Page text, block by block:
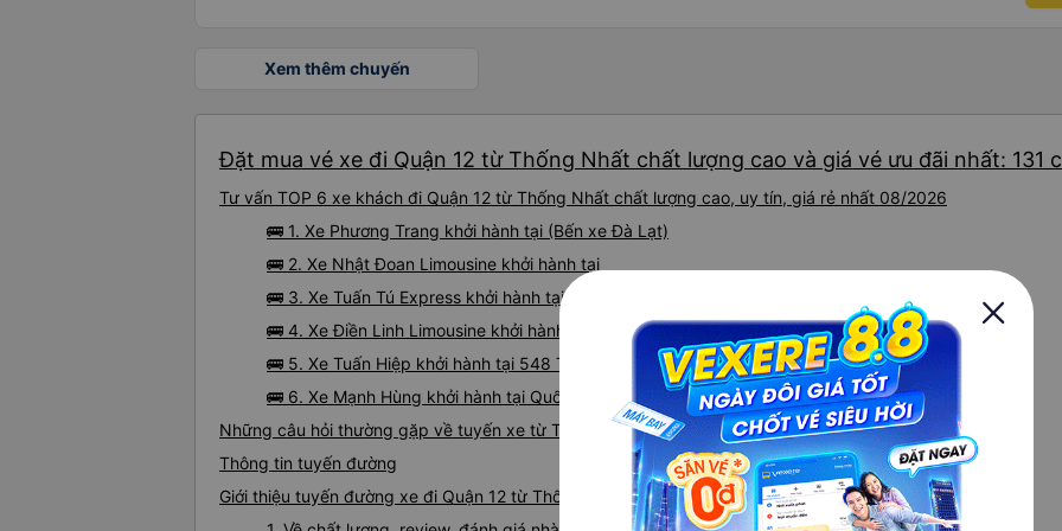
sự đánh giá cao mọi thứ.
được một chút tiếng Anh.
bắt xe buýt. Tôi chỉ đợi ở
xe đưa đón (Xe Van nhỏ
thân thiện. Tài xế xe buýt
tiếng Anh, nhưng vấn đề
gắng giúp đỡ tôi. Khi đến
tôi hỏi mọi người, tôi có thể
Họ có dịch vụ đưa đón nên
cho xem địa chỉ khách sạn,
đúng nơi. Tôi thực sự đánh
gặp bạn lần nữa.
Xem thêm chuyến
Đặt mua vé xe đi Quận 12 từ Thống Nhất chất lượng cao và giá vé ưu đãi nhất: 131
Tư vấn TOP 6 xe khách đi Quận 12 từ Thống Nhất chất lượng cao, uy tín, giá rẻ nhất 08/2026
🚌 1. Xe Phương Trang khởi hành tại (Bến xe Đà Lạt)
🚌 2. Xe Nhật Đoan Limousine khởi hành tại
🚌 3. Xe Tuấn Tú Express khởi hành tại Quốc Lộ 1A
🚌 4. Xe Điền Linh Limousine khởi hành tại QL20, xã Gia Kiệm, H. Thống Nhất
🚌 5. Xe Tuấn Hiệp khởi hành tại 548 Tổ 2, Khu Phố 5
🚌 6. Xe Mạnh Hùng khởi hành tại Quốc Lộ 1A
Những câu hỏi thường gặp về tuyến xe từ Thống Nhất đi Quận 12
Thông tin tuyến đường
Giới thiệu tuyến đường xe đi Quận 12 từ Thống Nhất